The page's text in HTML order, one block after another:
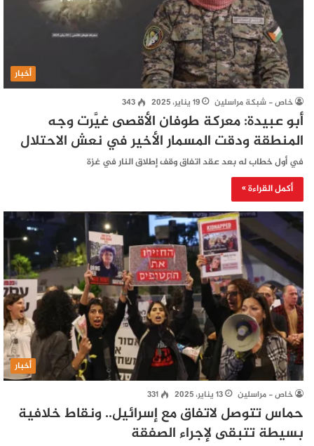
أخبار
خاص - شبكة مراسلين 19 يناير، 2025 343
أبو عبيدة: معركة طوفان الأقصى غيَّرت وجه
المنطقة ودقت المسمار الأخير في نعش الاحتلال
في أول خطاب له بعد عقد اتفاق وقف إطلاق النار في غزة
أكمل القراءة »
أخبار
خاص - مراسلين 13 يناير، 2025 331
حماس تتوصل لاتفاق مع إسرائيل.. ونقاط خلافية
بسيطة تتبقى لإجراء الصفقة